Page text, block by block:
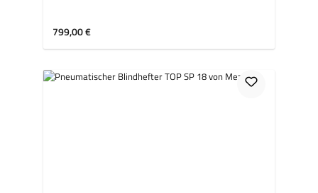
Regulärer Preis:
799,00 €